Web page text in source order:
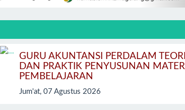
GURU AKUNTANSI PERDALAM TEORI
DAN PRAKTIK PENYUSUNAN MATERI
PEMBELAJARAN
Jum'at, 07 Agustus 2026